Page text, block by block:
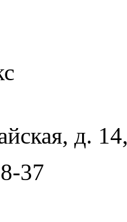
д.
37